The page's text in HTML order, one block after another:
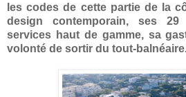
les codes de cette partie de la
design contemporain, ses
services haut de gamme, sa
volonté de sortir du tout-